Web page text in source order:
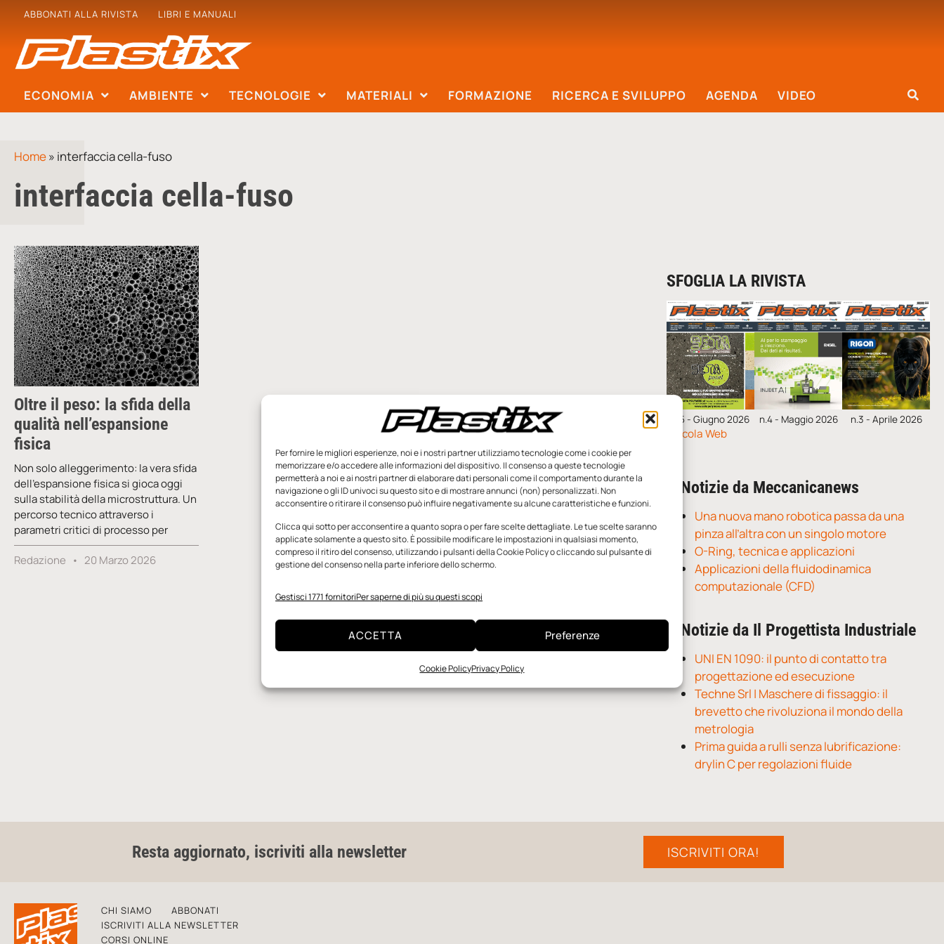
Per fornire le migliori esperienze, noi e i nostri partner utilizziamo tecnologie come i cookie per
memorizzare e/o accedere alle informazioni del dispositivo. Il consenso a queste tecnologie
permetterà a noi e ai nostri partner di elaborare dati personali come il comportamento durante la
navigazione o gli ID univoci su questo sito e di mostrare annunci (non) personalizzati. Non
acconsentire o ritirare il consenso può influire negativamente su alcune caratteristiche e funzioni.
Clicca qui sotto per acconsentire a quanto sopra o per fare scelte dettagliate. Le tue scelte saranno
applicate solamente a questo sito. È possibile modificare le impostazioni in qualsiasi momento,
compreso il ritiro del consenso, utilizzando i pulsanti della Cookie Policy o cliccando sul pulsante di
gestione del consenso nella parte inferiore dello schermo.
Gestisci 1771 fornitoriPer saperne di più su questi scopi
ACCETTA Preferenze
Cookie PolicyPrivacy Policy
ABBONATI ALLA RIVISTA LIBRI E MANUALI
ECONOMIA AMBIENTE TECNOLOGIE MATERIALI FORMAZIONE RICERCA E SVILUPPO AGENDA VIDEO
Home» interfaccia cella-fuso
interfaccia cella-fuso
Oltre il peso: la sfida della
qualità nell’espansione
fisica
Non solo alleggerimento: la vera sfida
dell’espansione fisica si gioca oggi
sulla stabilità della microstruttura. Un
percorso tecnico attraverso i
parametri critici di processo per
Redazione 20 Marzo 2026
SFOGLIA LA RIVISTA
n.5 - Giugno 2026 n.4 - Maggio 2026 n.3 - Aprile 2026
Edicola Web
Notizie da Meccanicanews
Una nuova mano robotica passa da una
pinza all’altra con un singolo motore
O-Ring, tecnica e applicazioni
Applicazioni della fluidodinamica
computazionale (CFD)
Notizie da Il Progettista Industriale
UNI EN 1090: il punto di contatto tra
progettazione ed esecuzione
Techne Srl | Maschere di fissaggio: il
brevetto che rivoluziona il mondo della
metrologia
Prima guida a rulli senza lubrificazione:
drylin C per regolazioni fluide
Resta aggiornato, iscriviti alla newsletter ISCRIVITI ORA!
CHI SIAMO
ABBONATI
ISCRIVITI ALLA NEWSLETTER
CORSI ONLINE